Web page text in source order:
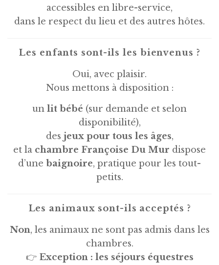
accessibles en libre-service,
dans le respect du lieu et des autres hôtes.
Les enfants sont-ils les bienvenus ?
Oui, avec plaisir.
Nous mettons à disposition :
un lit bébé (sur demande et selon
disponibilité),
des jeux pour tous les âges,
et la chambre Françoise Du Mur dispose
d’une baignoire, pratique pour les tout-
petits.
Les animaux sont-ils acceptés ?
Non, les animaux ne sont pas admis dans les
chambres.
👉 Exception : les séjours équestres